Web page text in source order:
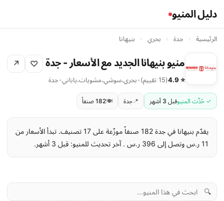
دليل المنيو
الرئيسية › جدة › بحري › بنيهانا
منيو بنيهانا الجديد مع الأسعار - جدة
⭐ 4.9 (15 تقييم) •بحري،سوشي،مشويات،ياباني•جدة
♡
↗
✓ حُدِّث المنيوقبل 3 أشهر 📍جدة 🍽️182 صنفاً
يقدّم بنيهانا في جدة 182 صنفاً موزّعة على 17 تصنيف. تبدأ الأسعار من
11 ر.س وتصل إلى 396 ر.س . آخر تحديث للمنيو: قبل 3 أشهر.
🔍